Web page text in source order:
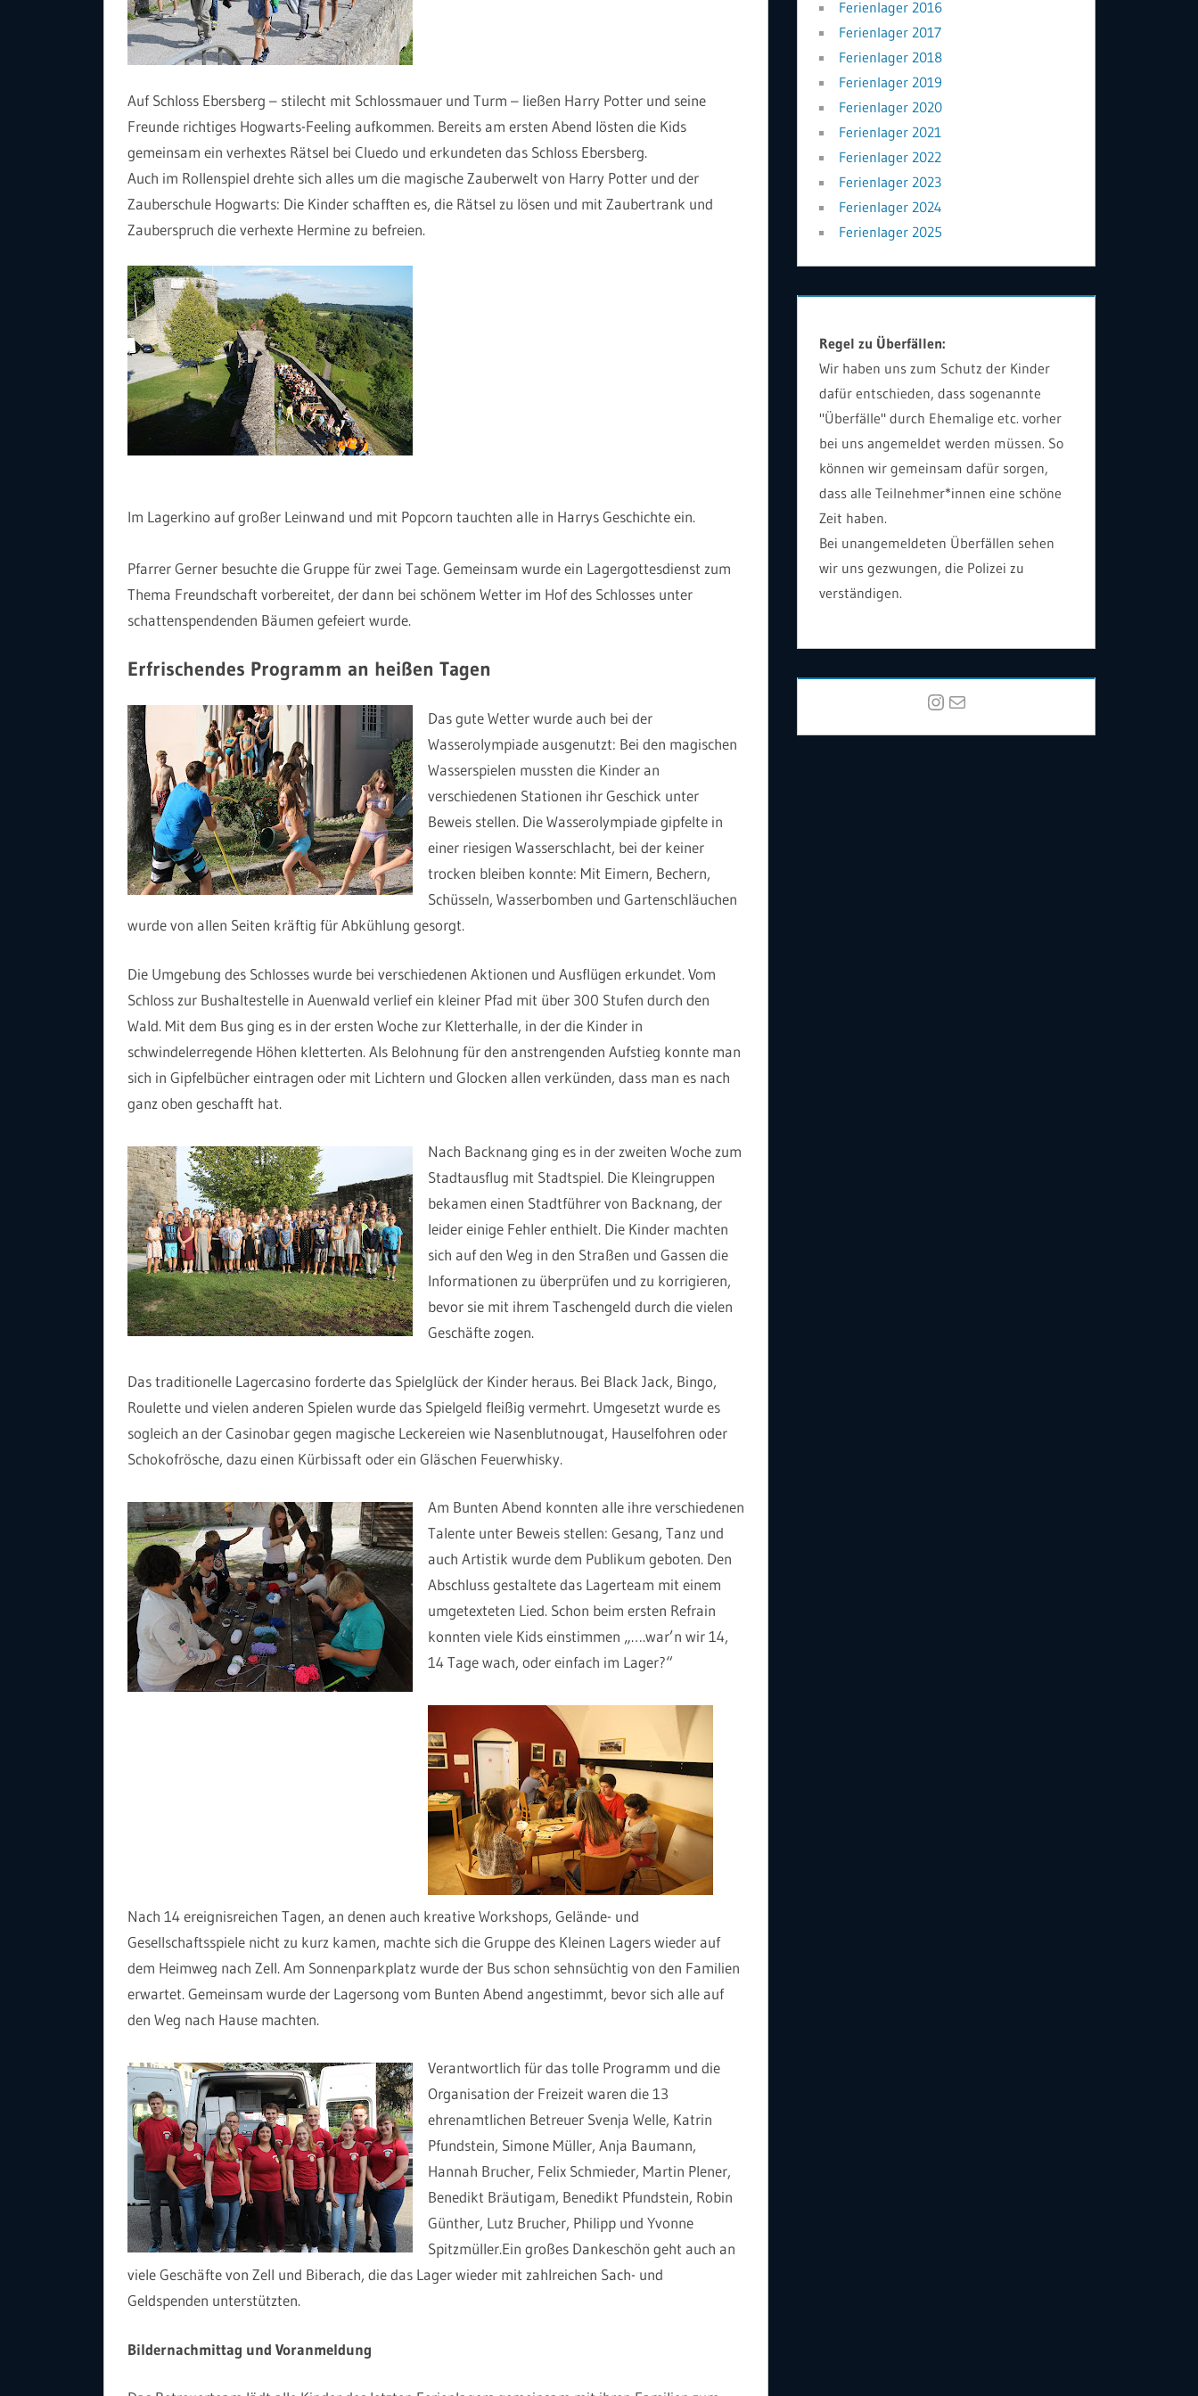
Auf Schloss Ebersberg – stilecht mit Schlossmauer und Turm – ließen Harry Potter und seine
Freunde richtiges Hogwarts-Feeling aufkommen. Bereits am ersten Abend lösten die Kids
gemeinsam ein verhextes Rätsel bei Cluedo und erkundeten das Schloss Ebersberg.
Auch im Rollenspiel drehte sich alles um die magische Zauberwelt von Harry Potter und der
Zauberschule Hogwarts: Die Kinder schafften es, die Rätsel zu lösen und mit Zaubertrank und
Zauberspruch die verhexte Hermine zu befreien.
Im Lagerkino auf großer Leinwand und mit Popcorn tauchten alle in Harrys Geschichte ein.
Pfarrer Gerner besuchte die Gruppe für zwei Tage. Gemeinsam wurde ein Lagergottesdienst zum
Thema Freundschaft vorbereitet, der dann bei schönem Wetter im Hof des Schlosses unter
schattenspendenden Bäumen gefeiert wurde.
Erfrischendes Programm an heißen Tagen
Das gute Wetter wurde auch bei der
Wasserolympiade ausgenutzt: Bei den magischen
Wasserspielen mussten die Kinder an
verschiedenen Stationen ihr Geschick unter
Beweis stellen. Die Wasserolympiade gipfelte in
einer riesigen Wasserschlacht, bei der keiner
trocken bleiben konnte: Mit Eimern, Bechern,
Schüsseln, Wasserbomben und Gartenschläuchen
wurde von allen Seiten kräftig für Abkühlung gesorgt.
Die Umgebung des Schlosses wurde bei verschiedenen Aktionen und Ausflügen erkundet. Vom
Schloss zur Bushaltestelle in Auenwald verlief ein kleiner Pfad mit über 300 Stufen durch den
Wald. Mit dem Bus ging es in der ersten Woche zur Kletterhalle, in der die Kinder in
schwindelerregende Höhen kletterten. Als Belohnung für den anstrengenden Aufstieg konnte man
sich in Gipfelbücher eintragen oder mit Lichtern und Glocken allen verkünden, dass man es nach
ganz oben geschafft hat.
Nach Backnang ging es in der zweiten Woche zum
Stadtausflug mit Stadtspiel. Die Kleingruppen
bekamen einen Stadtführer von Backnang, der
leider einige Fehler enthielt. Die Kinder machten
sich auf den Weg in den Straßen und Gassen die
Informationen zu überprüfen und zu korrigieren,
bevor sie mit ihrem Taschengeld durch die vielen
Geschäfte zogen.
Das traditionelle Lagercasino forderte das Spielglück der Kinder heraus. Bei Black Jack, Bingo,
Roulette und vielen anderen Spielen wurde das Spielgeld fleißig vermehrt. Umgesetzt wurde es
sogleich an der Casinobar gegen magische Leckereien wie Nasenblutnougat, Hauselfohren oder
Schokofrösche, dazu einen Kürbissaft oder ein Gläschen Feuerwhisky.
Am Bunten Abend konnten alle ihre verschiedenen
Talente unter Beweis stellen: Gesang, Tanz und
auch Artistik wurde dem Publikum geboten. Den
Abschluss gestaltete das Lagerteam mit einem
umgetexteten Lied. Schon beim ersten Refrain
konnten viele Kids einstimmen „….war’n wir 14,
14 Tage wach, oder einfach im Lager?“
Nach 14 ereignisreichen Tagen, an denen auch kreative Workshops, Gelände- und
Gesellschaftsspiele nicht zu kurz kamen, machte sich die Gruppe des Kleinen Lagers wieder auf
dem Heimweg nach Zell. Am Sonnenparkplatz wurde der Bus schon sehnsüchtig von den Familien
erwartet. Gemeinsam wurde der Lagersong vom Bunten Abend angestimmt, bevor sich alle auf
den Weg nach Hause machten.
Verantwortlich für das tolle Programm und die
Organisation der Freizeit waren die 13
ehrenamtlichen Betreuer Svenja Welle, Katrin
Pfundstein, Simone Müller, Anja Baumann,
Hannah Brucher, Felix Schmieder, Martin Plener,
Benedikt Bräutigam, Benedikt Pfundstein, Robin
Günther, Lutz Brucher, Philipp und Yvonne
Spitzmüller.Ein großes Dankeschön geht auch an
viele Geschäfte von Zell und Biberach, die das Lager wieder mit zahlreichen Sach- und
Geldspenden unterstützten.
Bildernachmittag und Voranmeldung
Ferienlager 2016
Ferienlager 2017
Ferienlager 2018
Ferienlager 2019
Ferienlager 2020
Ferienlager 2021
Ferienlager 2022
Ferienlager 2023
Ferienlager 2024
Ferienlager 2025
Regel zu Überfällen:
Wir haben uns zum Schutz der Kinder
dafür entschieden, dass sogenannte
"Überfälle" durch Ehemalige etc. vorher
bei uns angemeldet werden müssen. So
können wir gemeinsam dafür sorgen,
dass alle Teilnehmer*innen eine schöne
Zeit haben.
Bei unangemeldeten Überfällen sehen
wir uns gezwungen, die Polizei zu
verständigen.
Instagram
E-Mail